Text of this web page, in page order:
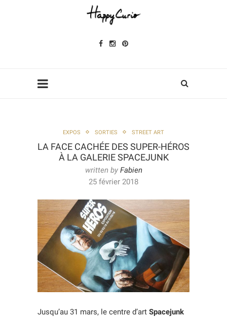
EXPOS SORTIES STREET ART
LA FACE CACHÉE DES SUPER-HÉROS
À LA GALERIE SPACEJUNK
written by Fabien
25 février 2018
Jusqu’au 31 mars, le centre d’art Spacejunk